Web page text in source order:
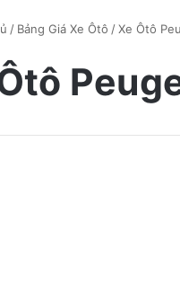
/ Bảng Giá Xe Ôtô /Xe Ôtô